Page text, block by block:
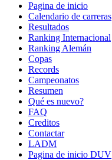
Pagina de inicio
Calendario de carreras
Resultados
Ranking Internacional
Ranking Alemán
Copas
Records
Campeonatos
Resumen
Qué es nuevo?
FAQ
Creditos
Contactar
LADM
Pagina de inicio DUV